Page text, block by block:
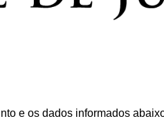
e os dados informados